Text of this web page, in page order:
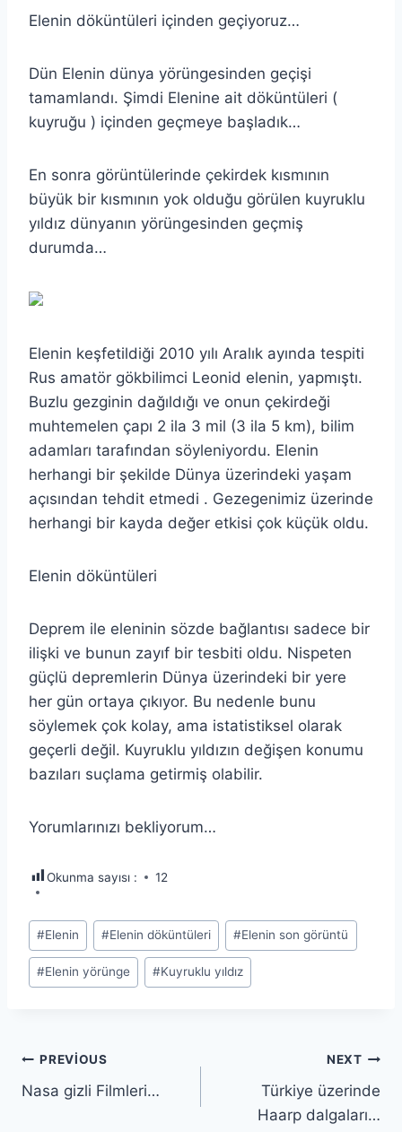
Elenin döküntüleri içinden geçiyoruz…
Dün Elenin dünya yörüngesinden geçişi
tamamlandı. Şimdi Elenine ait döküntüleri (
kuyruğu ) içinden geçmeye başladık…
En sonra görüntülerinde çekirdek kısmının
büyük bir kısmının yok olduğu görülen kuyruklu
yıldız dünyanın yörüngesinden geçmiş
durumda…
Elenin keşfetildiği 2010 yılı Aralık ayında tespiti
Rus amatör gökbilimci Leonid elenin, yapmıştı.
Buzlu gezginin dağıldığı ve onun çekirdeği
muhtemelen çapı 2 ila 3 mil (3 ila 5 km), bilim
adamları tarafından söyleniyordu. Elenin
herhangi bir şekilde Dünya üzerindeki yaşam
açısından tehdit etmedi . Gezegenimiz üzerinde
herhangi bir kayda değer etkisi çok küçük oldu.
Elenin döküntüleri
Deprem ile eleninin sözde bağlantısı sadece bir
ilişki ve bunun zayıf bir tesbiti oldu. Nispeten
güçlü depremlerin Dünya üzerindeki bir yere
her gün ortaya çıkıyor. Bu nedenle bunu
söylemek çok kolay, ama istatistiksel olarak
geçerli değil. Kuyruklu yıldızın değişen konumu
bazıları suçlama getirmiş olabilir.
Yorumlarınızı bekliyorum…
Okunma sayısı : 12
Post
Tags:
#Elenin #Elenin döküntüleri #Elenin son görüntü
#Elenin yörünge #Kuyruklu yıldız
Yazı
gezinmesi
PREVIOUS
Nasa gizli Filmleri…
NEXT
Türkiye üzerinde
Haarp dalgaları…